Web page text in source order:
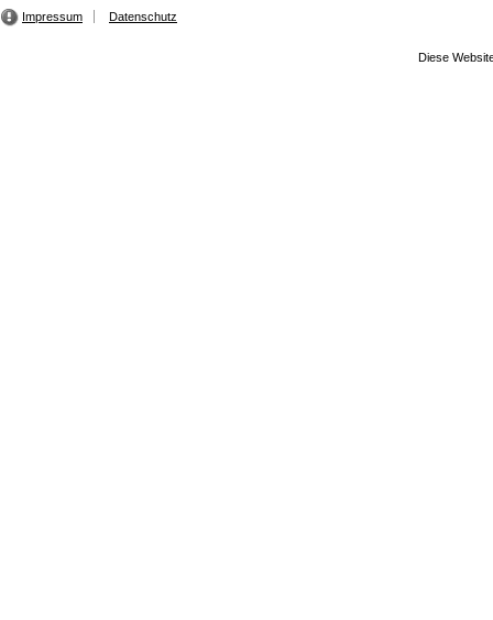
Impressum Datenschutz
Diese